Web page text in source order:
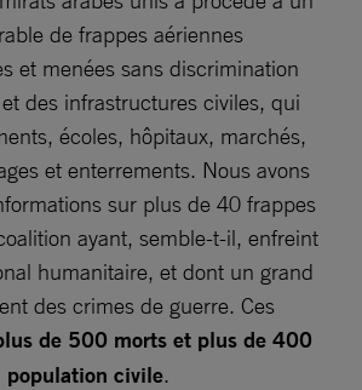
de frappes aériennes
et menées sans discrimination
des infrastructures civiles, qui
écoles, hôpitaux, marchés,
et enterrements. Nous avons
sur plus de 40 frappes
ayant, semble-t-il, enfreint
humanitaire, et dont un grand
des crimes de guerre. Ces
de 500 morts et plus de 400
population civile.